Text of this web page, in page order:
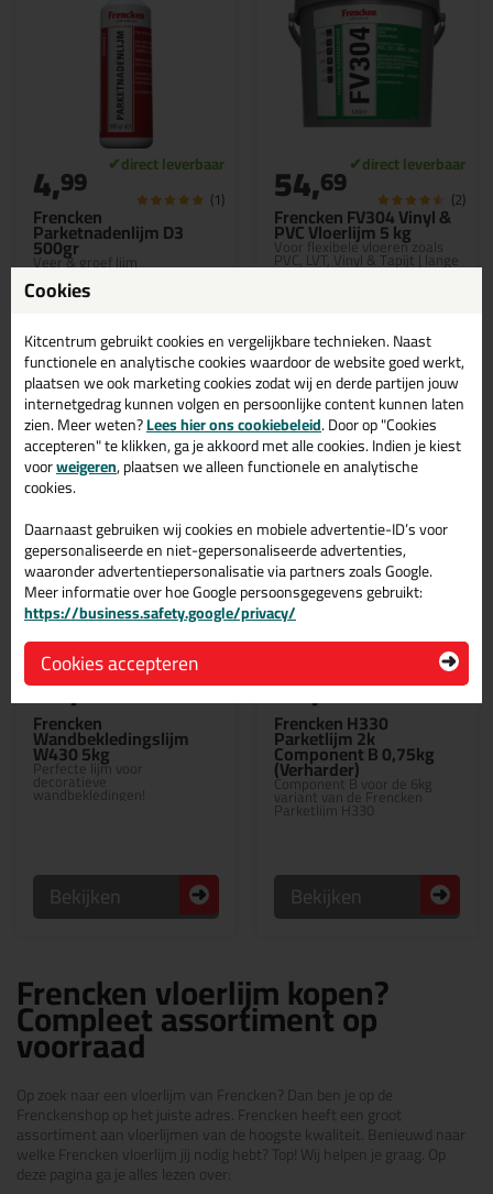
Frencken
Parketnadenlijm D3
500gr
Veer & groef lijm
4,99 (1)
Bekijken
Frencken FV304 Vinyl &
PVC Vloerlijm 5 kg
Voor flexibele vloeren zoals
PVC, LVT, Vinyl & Tapijt | lange
open tijd van 40 minuten
54,69 (2)
Bekijken
Frencken
Wandbekledingslijm
W430 5kg
Perfecte lijm voor
decoratieve
wandbekledingen!
28,99
Bekijken
Frencken H330
Parketlijm 2k
Component B 0,75kg
(Verharder)
Component B voor de 6kg
variant van de Frencken
Parketlijm H330
10,99
Bekijken
Frencken vloerlijm kopen?
Compleet assortiment op
voorraad
Op zoek naar een vloerlijm van Frencken? Dan ben je op de
Frenckenshop op het juiste adres. Frencken heeft een groot
assortiment aan vloerlijmen van de hoogste kwaliteit. Benieuwd naar
welke Frencken vloerlijm jij nodig hebt? Top! Wij helpen je graag. Op
deze pagina ga je alles lezen over:
Cookies
Kitcentrum gebruikt cookies en vergelijkbare technieken. Naast
functionele en analytische cookies waardoor de website goed werkt,
plaatsen we ook marketing cookies zodat wij en derde partijen jouw
internetgedrag kunnen volgen en persoonlijke content kunnen laten
zien. Meer weten?Lees hier ons cookiebeleid. Door op "Cookies
accepteren" te klikken, ga je akkoord met alle cookies. Indien je kiest
voorweigeren, plaatsen we alleen functionele en analytische
cookies.
Daarnaast gebruiken wij cookies en mobiele advertentie-ID’s voor
gepersonaliseerde en niet-gepersonaliseerde advertenties,
waaronder advertentiepersonalisatie via partners zoals Google.
Meer informatie over hoe Google persoonsgegevens gebruikt:
https://business.safety.google/privacy/
Cookies accepteren